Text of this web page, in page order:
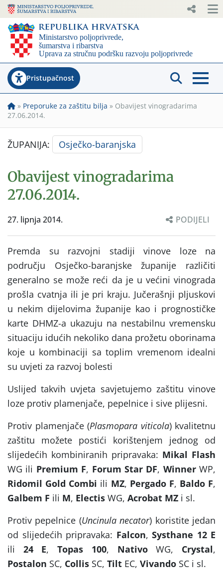
Pristupačnost
» Preporuke za zaštitu bilja » Obavijest vinogradarima
27.06.2014.
ŽUPANIJA: Osječko-baranjska
Obavijest vinogradarima
27.06.2014.
27. lipnja 2014. PODIJELI
Premda su razvojni stadiji vinove loze na
području Osječko-baranjske županije različiti
generalno se može reći da je u većini vinograda
prošla cvatnja ili je pri kraju. Jučerašnji pljuskovi
u nekim dijelovima županije kao i prognostičke
karte DHMZ-a ukazuju na nestabilnu vremensku
situaciju idućih nekoliko dana prožetu oborinama
koje u kombinaciji sa toplim vremenom idealni
su uvjeti za razvoj bolesti
Uslijed takvih uvjeta savjetujemo zaštitu vinove
loze protiv plamenjače, pepelnice i sive plijesni.
Protiv plamenjače (Plasmopara viticola) kvalitetnu
zaštitu možete postići korištenjem jednog od
slijedećih kombiniranih pripravaka: Mikal Flash
WG ili Premium F, Forum Star DF, WinnerWP,
Ridomil Gold Combi ili MZ, Pergado F, Baldo F,
Galbem F ili M, Electis WG, Acrobat MZ i sl.
Protiv pepelnice (Uncinula necator) koristite jedan
od slijedećih pripravaka: Falcon, Systhane 12 E
ili 24 E,Topas 100, NativoWG, Crystal,
Postalon SC, Collis SC, Tilt EC, Vivando SC i sl.